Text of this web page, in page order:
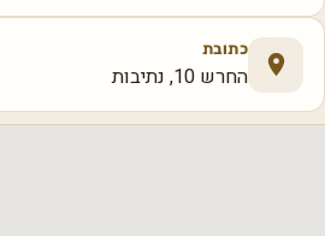
כתובת
החרש 10, נתיבות